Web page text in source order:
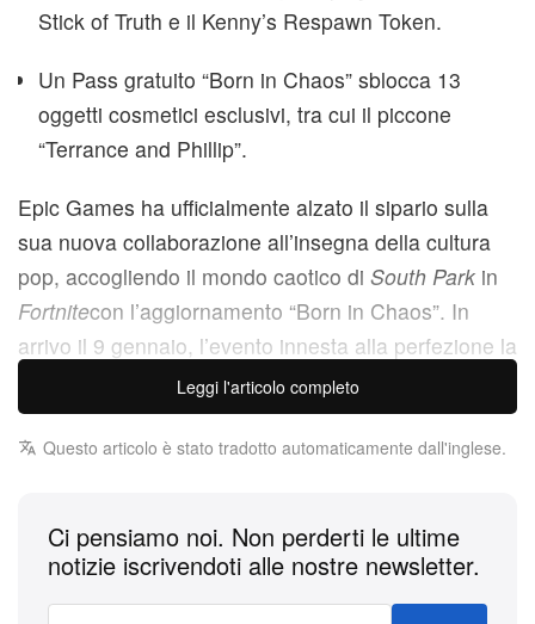
Stick of Truth e il Kenny’s Respawn Token.
Un Pass gratuito “Born in Chaos” sblocca 13
oggetti cosmetici esclusivi, tra cui il piccone
“Terrance and Phillip”.
Epic Games ha ufficialmente alzato il sipario sulla
sua nuova collaborazione all’insegna della cultura
pop, accogliendo il mondo caotico di South Park in
Fortnitecon l’aggiornamento “Born in Chaos”. In
arrivo il 9 gennaio, l’evento innesta alla perfezione la
verve satirica della serie nel meta, offrendo ai
giocatori un mix di nuove skin, oggetti di gioco e
modifiche alla mappa che rendono omaggio alla
L’aggiornamento introduce una serie di oggetti mitici
che stravolgono il gameplay e affondano le radici nel
lore della serie. I giocatori possono ora controllare la
Leggi l'articolo completo
Questo articolo è stato tradotto automaticamente dall'inglese.
Ci pensiamo noi. Non perderti le ultime
notizie iscrivendoti alle nostre newsletter.